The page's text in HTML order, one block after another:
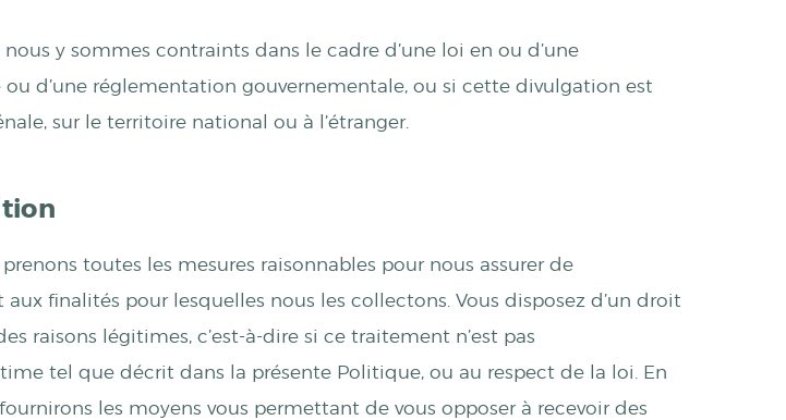
y sommes contraints dans le cadre d’une loi en ou d’une
d’une réglementation gouvernementale, ou si cette divulgation est
sur le territoire national ou à l’étranger.
toutes les mesures raisonnables pour nous assurer de
finalités pour lesquelles nous les collectons. Vous disposez d’un droit
raisons légitimes, c’est-à-dire si ce traitement n’est pas
tel que décrit dans la présente Politique, ou au respect de la loi. En
les moyens vous permettant de vous opposer à recevoir des